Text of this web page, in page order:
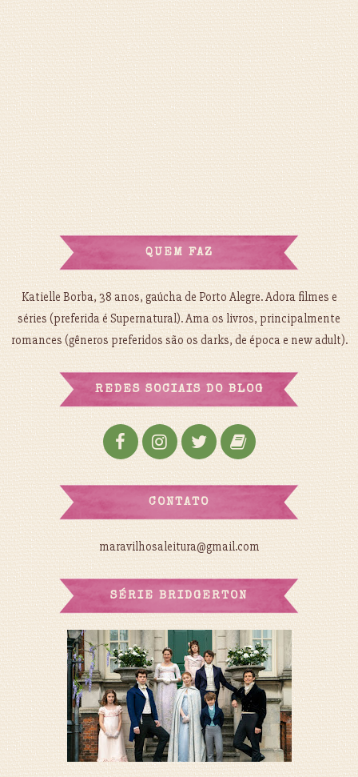
QUEM FAZ
Katielle Borba, 38 anos, gaúcha de Porto Alegre. Adora filmes e
séries (preferida é Supernatural). Ama os livros, principalmente
romances (gêneros preferidos são os darks, de época e new adult).
REDES SOCIAIS DO BLOG
CONTATO
maravilhosaleitura@gmail.com
SÉRIE BRIDGERTON